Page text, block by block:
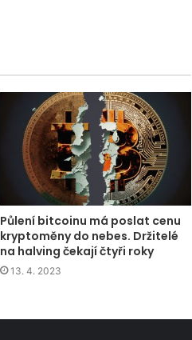
Půlení bitcoinu má poslat cenu
kryptoměny do nebes. Držitelé
na halving čekají čtyři roky
13. 4. 2023